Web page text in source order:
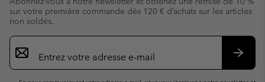
sur votre première commande dès 120 € d’achats sur les articles
non soldés.
Inscription
par
e-